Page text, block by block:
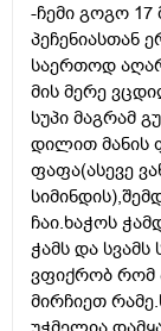
-ჩემი გოგო 17
პეჩენიასთან
საერთოდ
მის მერე
სუპი მაგრამ
დილით მანის
ფაფა(ასევე
ჩაი.ხაჭოს
ჭამს და
ვფიქრობ რომ
მირჩიეთ